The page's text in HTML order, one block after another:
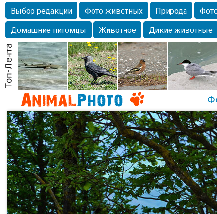
Выбор редакции Фото животных Природа
Домашние питомцы
Животное
Дикие животные
Собаки
Alexanderandronik Млекопитающие
Морда
Собачка Осень Портрет
Домашние
Насекомое
Коты Lebert Дикие птицы Утка